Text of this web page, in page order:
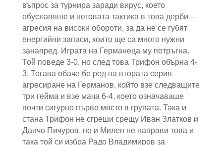
въпрос за турнира заради вирус, което
обуславяше и неговата тактика в това дерби –
агресия на високи обороти, за да не се губят
енергийни запаси, които ще са много нужни
занапред. Играта на Германеца му потръгна.
Той поведе 3-0, но след това Трифон обърна 4-
3. Тогава обаче бе ред на втората серия
агресиране на Германов, който взе следващите
три гейма и взе мача 6-4, което означаваше
почти сигурно първо място в групата. Така и
стана Трифон не сгреши срещу Иван Златков и
Данчо Пичуров, но и Милен не направи това и
така той си избра Радо Владимиров за